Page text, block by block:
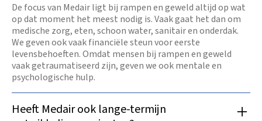
De focus van Medair ligt bij rampen en geweld altijd op wat
op dat moment het meest nodig is. Vaak gaat het dan om
medische zorg, eten, schoon water, sanitair en onderdak.
We geven ook vaak financiële steun voor eerste
levensbehoeften. Omdat mensen bij rampen en geweld
vaak getraumatiseerd zijn, geven we ook mentale en
psychologische hulp.
Heeft Medair ook lange-termijn